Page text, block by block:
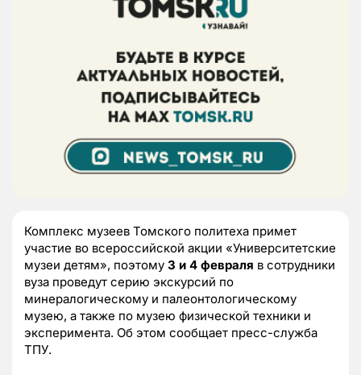
Комплекс музеев Томского политеха примет
участие во всероссийской акции «Университетские
музеи детям», поэтому 3 и 4 февраля в сотрудники
вуза проведут серию экскурсий по
минералогическому и палеонтологическому
музею, а также по музею физической техники и
эксперимента. Об этом сообщает пресс-служба
ТПУ.